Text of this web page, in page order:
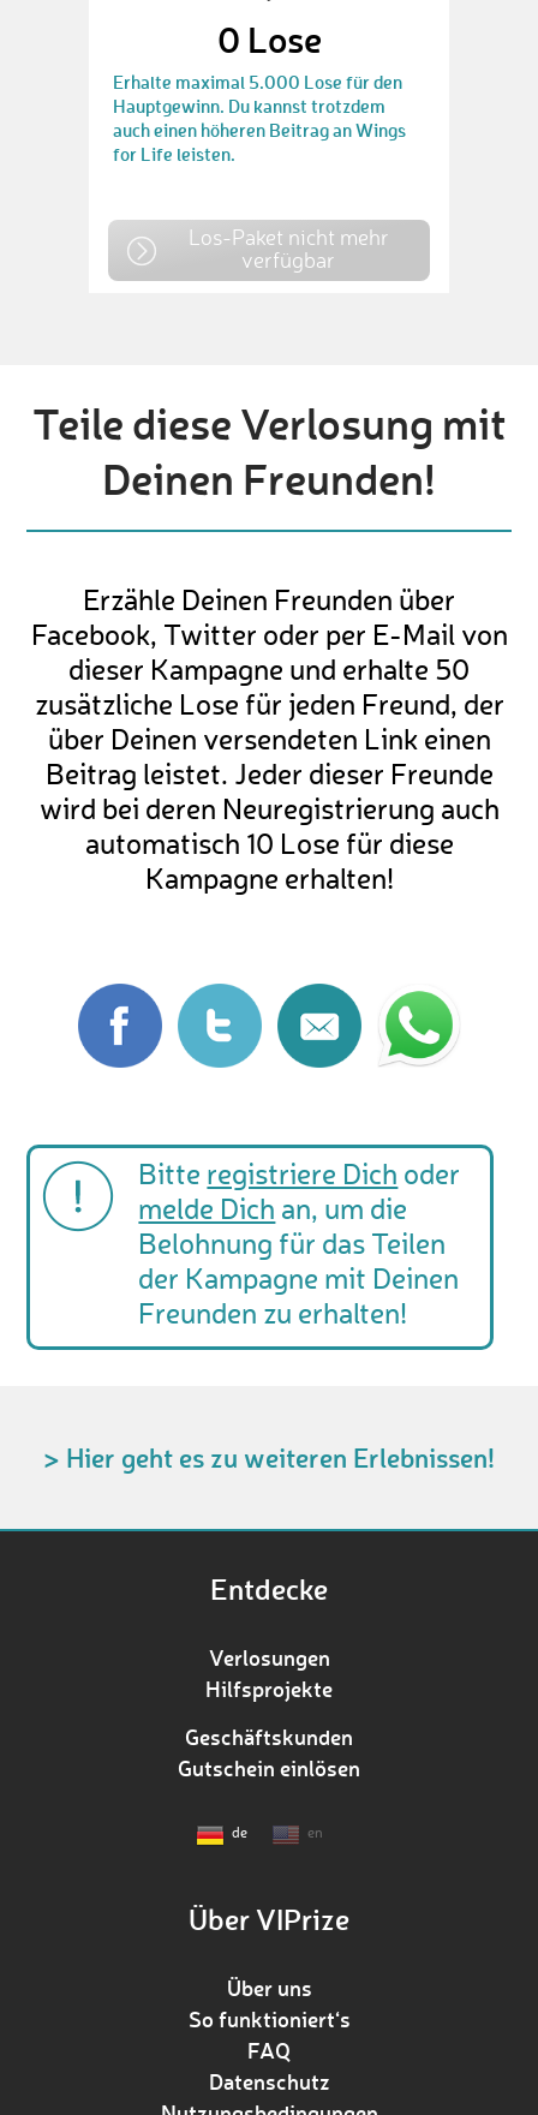
0 Lose
Erhalte maximal 5.000 Lose für den
Hauptgewinn. Du kannst trotzdem
auch einen höheren Beitrag an Wings
for Life leisten.
Los-Paket nicht mehr
verfügbar
Teile diese Verlosung mit
Deinen Freunden!
Erzähle Deinen Freunden über
Facebook, Twitter oder per E-Mail von
dieser Kampagne und erhalte 50
zusätzliche Lose für jeden Freund, der
über Deinen versendeten Link einen
Beitrag leistet. Jeder dieser Freunde
wird bei deren Neuregistrierung auch
automatisch 10 Lose für diese
Kampagne erhalten!
Bitte registriere Dich oder
melde Dich an, um die
Belohnung für das Teilen
der Kampagne mit Deinen
Freunden zu erhalten!
> Hier geht es zu weiteren Erlebnissen!
Entdecke
Verlosungen
Hilfsprojekte
Geschäftskunden
Gutschein einlösen
de en
Über VIPrize
Über uns
So funktioniert‘s
FAQ
Datenschutz